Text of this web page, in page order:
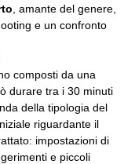
, amante del genere,
e un confronto
composti da una
durare tra i 30 minuti
della tipologia del
riguardante il
impostazioni di
e piccoli